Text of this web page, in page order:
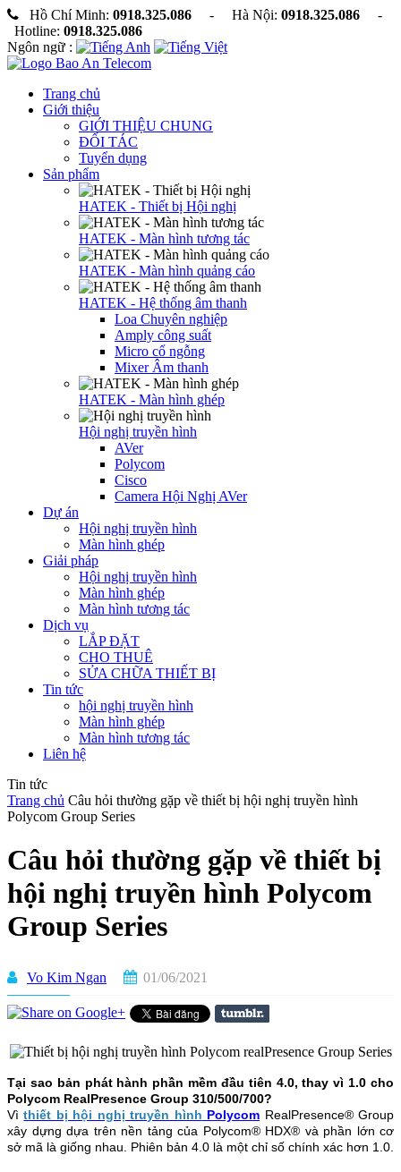
Hồ Chí Minh: 0918.325.086 - Hà Nội: 0918.325.086 -
Hotline: 0918.325.086
Ngôn ngữ :
Trang chủ
Giới thiệu
GIỚI THIỆU CHUNG
ĐỐI TÁC
Tuyển dụng
Sản phẩm
HATEK - Thiết bị Hội nghị
HATEK - Màn hình tương tác
HATEK - Màn hình quảng cáo
HATEK - Hệ thống âm thanh
Loa Chuyên nghiệp
Amply công suất
Micro cổ ngỗng
Mixer Âm thanh
HATEK - Màn hình ghép
Hội nghị truyền hình
AVer
Polycom
Cisco
Camera Hội Nghị AVer
Dự án
Hội nghị truyền hình
Màn hình ghép
Giải pháp
Hội nghị truyền hình
Màn hình ghép
Màn hình tương tác
Dịch vụ
LẮP ĐẶT
CHO THUÊ
SỬA CHỮA THIẾT BỊ
Tin tức
hội nghị truyền hình
Màn hình ghép
Màn hình tương tác
Liên hệ
Tin tức
Trang chủ Câu hỏi thường gặp về thiết bị hội nghị truyền hình
Polycom Group Series
Câu hỏi thường gặp về thiết bị
hội nghị truyền hình Polycom
Group Series
Vo Kim Ngan 01/06/2021
Tại sao bản phát hành phần mềm đầu tiên 4.0, thay vì 1.0 cho
Polycom RealPresence Group 310/500/700?
Vìthiết bị hội nghị truyền hình Polycom RealPresence® Group
xây dựng dựa trên nền tảng của Polycom® HDX® và phần lớn cơ
sở mã là giống nhau. Phiên bản 4.0 là một chỉ số chính xác hơn 1.0.